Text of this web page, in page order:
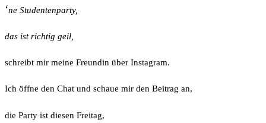
‘ne Studentenparty,
das ist richtig geil,
schreibt mir meine Freundin über Instagram.
Ich öffne den Chat und schaue mir den Beitrag an,
die Party ist diesen Freitag,